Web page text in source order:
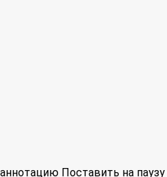
аннотацию Поставить на паузу